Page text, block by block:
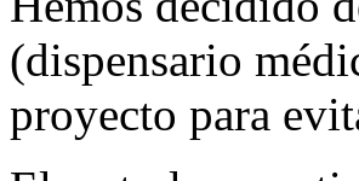
(dispensario
proyecto para